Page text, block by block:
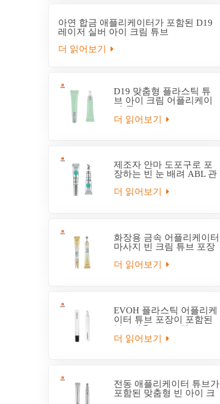
아연 합금 애플리케이터가 포함된 D19
레이저 실버 아이 크림 튜브
더 읽어보기
D19 맞춤형 플라스틱 튜
브 아이 크림 어플리케이
터 튜브
더 읽어보기
제조자 안마 도포구로 포
장하는 빈 눈 배려 ABL 관
더 읽어보기
화장용 금속 어플리케이터
마사지 빈 크림 튜브 포장
더 읽어보기
EVOH 플라스틱 어플리케
이터 튜브 포장이 포함된
부드러운 10ml 5겹
더 읽어보기
전동 애플리케이터 튜브가
포함된 맞춤형 빈 아이 크